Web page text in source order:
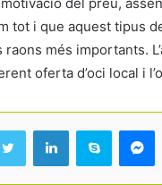
tot i que aquest tipus
més importants.
oferta d’oci local i